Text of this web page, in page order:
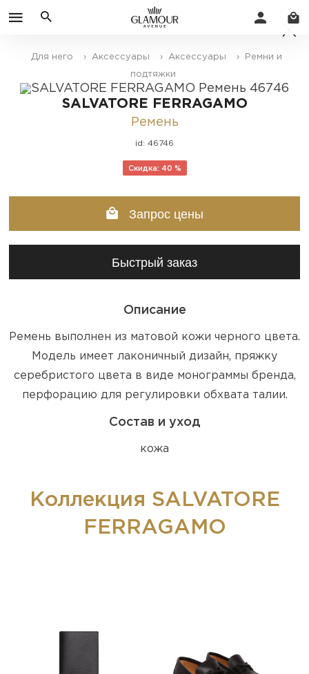
Для него › Аксессуары › Аксессуары › Ремни и
подтяжки
SALVATORE FERRAGAMO
Ремень
id: 46746
Скидка: 40 %
Запрос цены
Быстрый заказ
Описание
Ремень выполнен из матовой кожи черного цвета.
Модель имеет лаконичный дизайн, пряжку
серебристого цвета в виде монограммы бренда,
перфорацию для регулировки обхвата талии.
Состав и уход
кожа
Коллекция SALVATORE
FERRAGAMO